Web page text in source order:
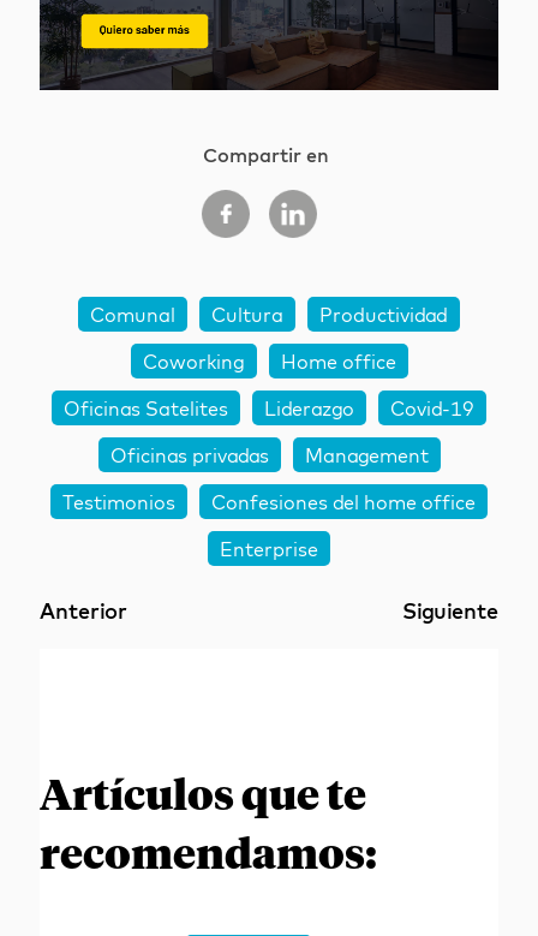
Compartir en
Comunal Cultura Productividad
Coworking Home office
Oficinas Satelites Liderazgo Covid-19
Oficinas privadas Management
Testimonios Confesiones del home office
Enterprise
Anterior Siguiente
Artículos que te
recomendamos: